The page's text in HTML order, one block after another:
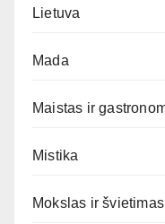
Lietuva
Mada
Maistas ir
Mistika
Mokslas ir švietimas